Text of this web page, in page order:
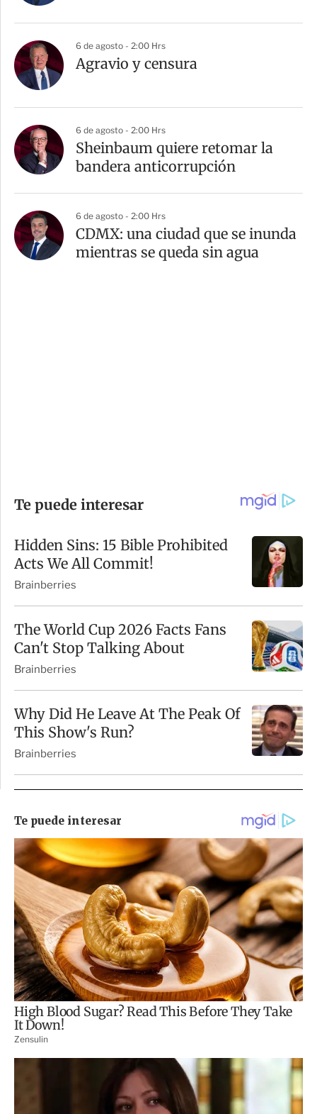
6 de agosto - 2:00 Hrs
Agravio y censura
6 de agosto - 2:00 Hrs
Sheinbaum quiere retomar la
bandera anticorrupción
6 de agosto - 2:00 Hrs
CDMX: una ciudad que se inunda
mientras se queda sin agua